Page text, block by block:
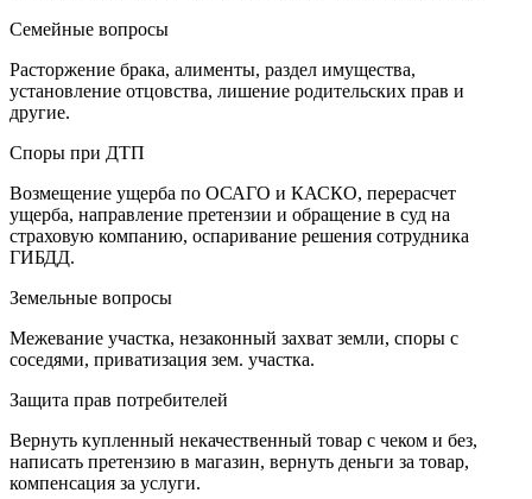
Семейные вопросы
Расторжение брака, алименты, раздел имущества,
установление отцовства, лишение родительских прав и
другие.
Споры при ДТП
Возмещение ущерба по ОСАГО и КАСКО, перерасчет
ущерба, направление претензии и обращение в суд на
страховую компанию, оспаривание решения сотрудника
ГИБДД.
Земельные вопросы
Межевание участка, незаконный захват земли, споры с
соседями, приватизация зем. участка.
Защита прав потребителей
Вернуть купленный некачественный товар с чеком и без,
написать претензию в магазин, вернуть деньги за товар,
компенсация за услуги.